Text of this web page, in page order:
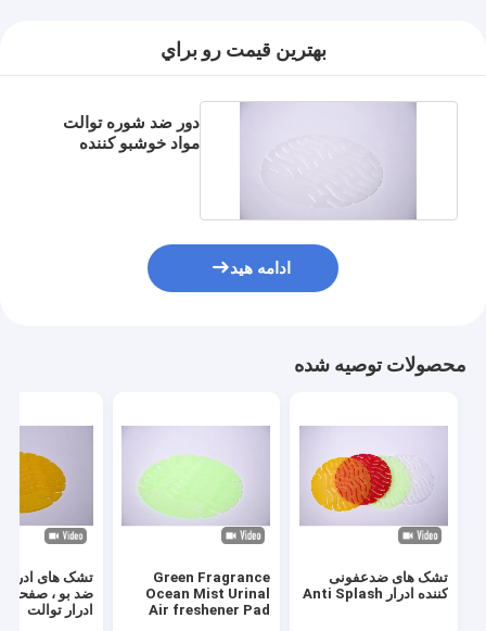
بهترين قيمت رو براي
دور ضد شوره توالت
مواد خوشبو کننده
ادامه هید
محصولات توصیه شده
تشک های ضدعفونی
کننده ادرار Anti Splash
Green Fragrance
Ocean Mist Urinal
Air freshener Pad
تشک های
ضد بو ، صفحه
ادرار توالت